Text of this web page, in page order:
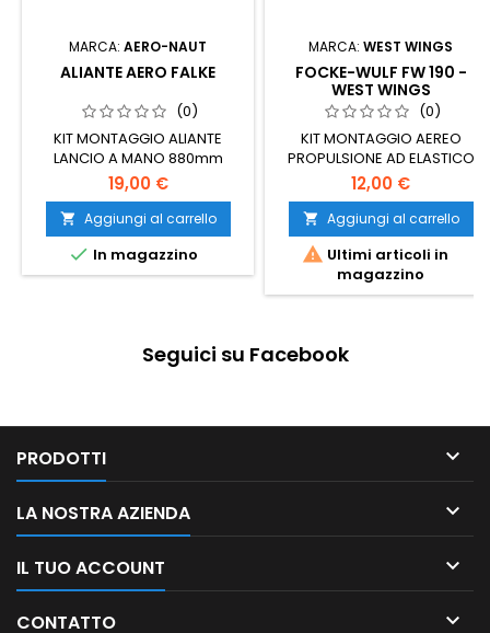
MARCA: AERO-NAUT
ALIANTE AERO FALKE
(0)
KIT MONTAGGIO ALIANTE
LANCIO A MANO 880mm
19,00 €
 Aggiungi al carrello
 In magazzino
MARCA: WEST WINGS
FOCKE-WULF FW 190 -
WEST WINGS
(0)
KIT MONTAGGIO AEREO
PROPULSIONE AD ELASTICO
12,00 €
 Aggiungi al carrello
 Ultimi articoli in
magazzino
Seguici su Facebook
PRODOTTI 
LA NOSTRA AZIENDA 
IL TUO ACCOUNT 
CONTATTO 